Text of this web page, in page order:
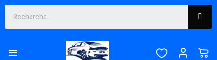

ULYSSE